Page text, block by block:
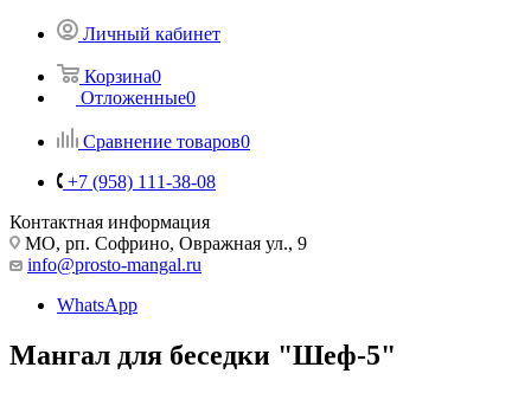
Личный кабинет
Корзина0
Отложенные0
Сравнение товаров0
+7 (958) 111-38-08
Контактная информация
МО, рп. Софрино, Овражная ул., 9
info@prosto-mangal.ru
WhatsApp
Мангал для беседки "Шеф-5"